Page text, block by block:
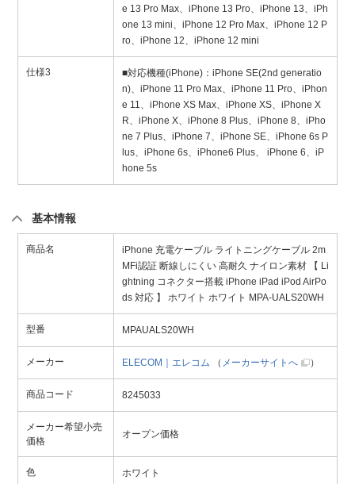
e 13 Pro Max、iPhone 13 Pro、iPhone 13、iPh
one 13 mini、iPhone 12 Pro Max、iPhone 12 P
ro、iPhone 12、iPhone 12 mini
仕様3
■対応機種(iPhone)：iPhone SE(2nd generatio
n)、iPhone 11 Pro Max、iPhone 11 Pro、iPhon
e 11、iPhone XS Max、iPhone XS、iPhone X
R、iPhone X、iPhone 8 Plus、iPhone 8、iPho
ne 7 Plus、iPhone 7、iPhone SE、iPhone 6s P
lus、iPhone 6s、iPhone6 Plus、 iPhone 6、iP
hone 5s
基本情報
商品名
iPhone 充電ケーブル ライトニングケーブル 2m
MFi認証 断線しにくい 高耐久 ナイロン素材 【 Li
ghtning コネクター搭載 iPhone iPad iPod AirPo
ds 対応 】 ホワイト ホワイト MPA-UALS20WH
型番 MPAUALS20WH
メーカー ELECOM｜エレコム （ メーカーサイトへ ）
商品コード 8245033
メーカー希望小売
価格
オープン価格
色 ホワイト